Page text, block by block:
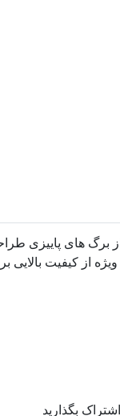
های پاییزی
از کیفیت بالایی
بگذارید